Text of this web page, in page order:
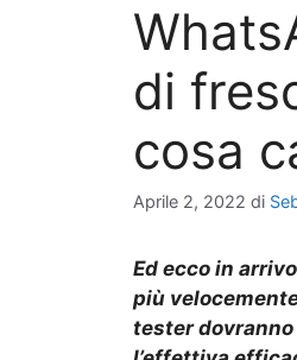
di
cosa
Aprile 2, 2022 di
Ed ecco in
più
tester